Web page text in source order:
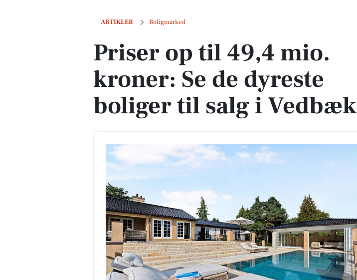
ARTIKLER Boligmarked
Priser op til 49,4 mio. kroner: Se de dyreste boliger til salg i Vedbæk
Priser op til 49,4 mio.
kroner: Se de dyreste
boliger til salg i Vedbæk